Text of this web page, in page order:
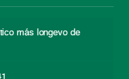
más longevo de